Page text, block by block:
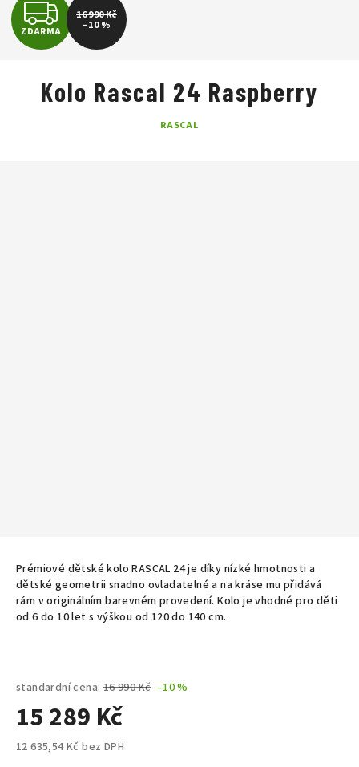
Prémiové dětské kolo RASCAL 24 je díky nízké hmotnosti a
dětské geometrii snadno ovladatelné a na kráse mu přidává
rám v originálním barevném provedení.Kolo je vhodné pro děti
od 6 do 10 let s výškou od 120 do 140 cm.
standardní cena: 16 990 Kč –10 %
15 289 Kč
12 635,54 Kč bez DPH
Kolo Rascal 24 Raspberry
RASCAL
Z
D
A
R
ZDARMA
16 990 Kč
–10 %